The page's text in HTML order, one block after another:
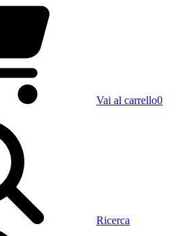
Vai al carrello0
Ricerca